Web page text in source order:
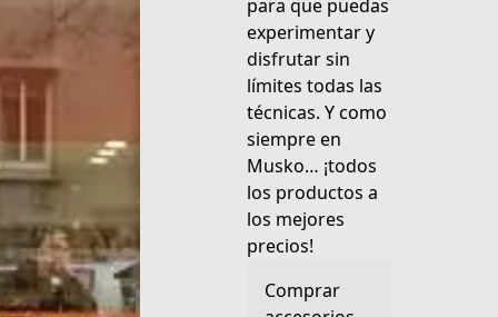
para que puedas
experimentar y
disfrutar sin
límites todas las
técnicas. Y como
siempre en
Musko… ¡todos
los productos a
los mejores
precios!
Comprar